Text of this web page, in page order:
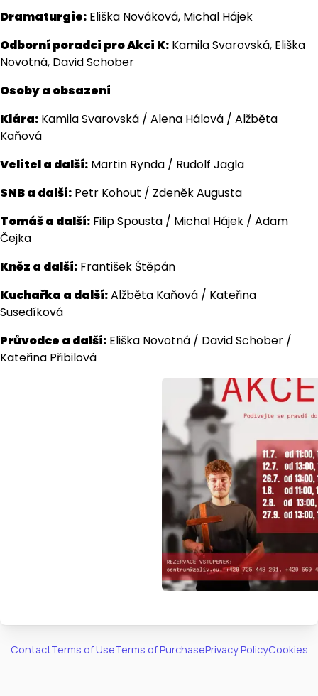
Dramaturgie: Eliška Nováková, Michal Hájek
Odborní poradci pro Akci K: Kamila Svarovská, Eliška
Novotná, David Schober
Osoby a obsazení
Klára: Kamila Svarovská / Alena Hálová / Alžběta
Kaňová
Velitel a další: Martin Rynda / Rudolf Jagla
SNB a další: Petr Kohout / Zdeněk Augusta
Tomáš a další: Filip Spousta / Michal Hájek / Adam
Čejka
Kněz a další: František Štěpán
Kuchařka a další:Alžběta Kaňová / Kateřina
Susedíková
Průvodce a další: Eliška Novotná / David Schober /
Kateřina Přibilová
ContactTerms of UseTerms of PurchasePrivacy PolicyCookies